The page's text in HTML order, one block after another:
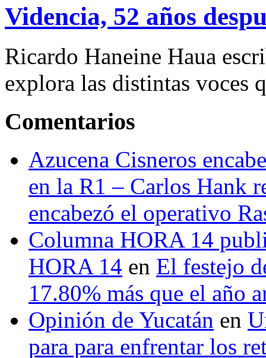
Videncia, 52 años
Ricardo Haneine Haua
explora las distintas voces
Comentarios
Azucena Cisneros
en la R1 – Carlos Hank
encabezó el operativo
Columna HORA 14
HORA 14 en El festejo
17.80% más que el año
Opinión de Yucatán en
para para enfrentar los